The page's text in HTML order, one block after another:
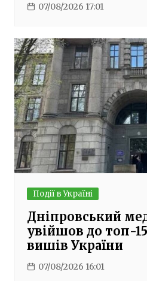
07/08/2026 17:01
Події в Україні
Дніпровський
увійшов до топ-
вишів України
07/08/2026 16:01